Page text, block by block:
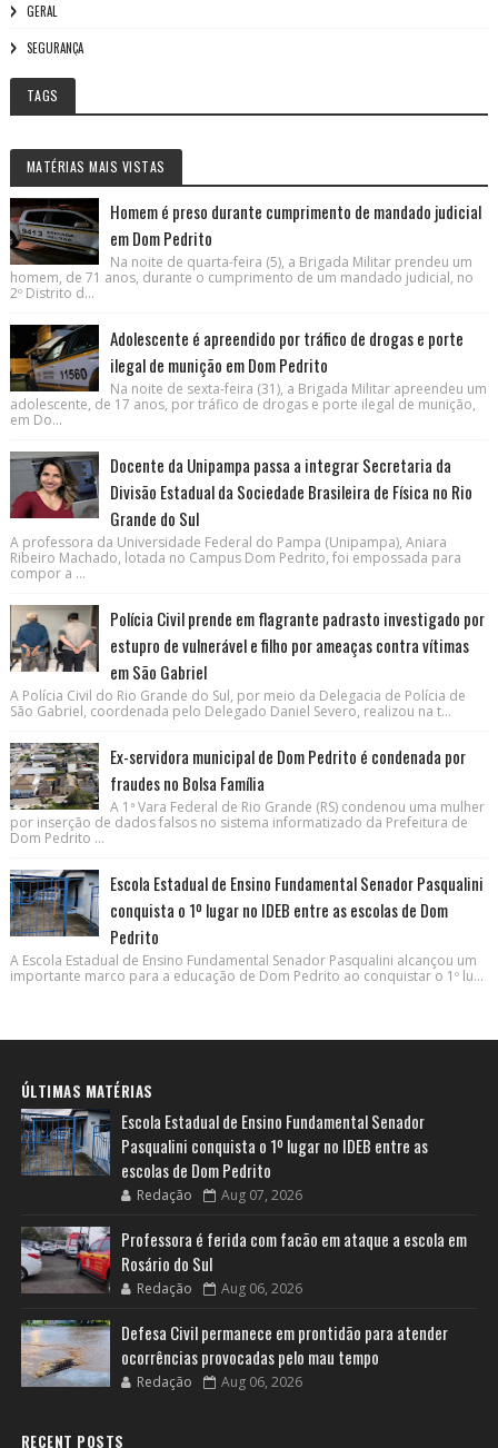
GERAL
SEGURANÇA
TAGS
MATÉRIAS MAIS VISTAS
Homem é preso durante cumprimento de mandado judicial
em Dom Pedrito
Na noite de quarta-feira (5), a Brigada Militar prendeu um
homem, de 71 anos, durante o cumprimento de um mandado judicial, no
2º Distrito d...
Adolescente é apreendido por tráfico de drogas e porte
ilegal de munição em Dom Pedrito
Na noite de sexta-feira (31), a Brigada Militar apreendeu um
adolescente, de 17 anos, por tráfico de drogas e porte ilegal de munição,
em Do...
Docente da Unipampa passa a integrar Secretaria da
Divisão Estadual da Sociedade Brasileira de Física no Rio
Grande do Sul
A professora da Universidade Federal do Pampa (Unipampa), Aniara
Ribeiro Machado, lotada no Campus Dom Pedrito, foi empossada para
compor a ...
Polícia Civil prende em flagrante padrasto investigado por
estupro de vulnerável e filho por ameaças contra vítimas
em São Gabriel
A Polícia Civil do Rio Grande do Sul, por meio da Delegacia de Polícia de
São Gabriel, coordenada pelo Delegado Daniel Severo, realizou na t...
Ex-servidora municipal de Dom Pedrito é condenada por
fraudes no Bolsa Família
A 1ª Vara Federal de Rio Grande (RS) condenou uma mulher
por inserção de dados falsos no sistema informatizado da Prefeitura de
Dom Pedrito ...
Escola Estadual de Ensino Fundamental Senador Pasqualini
conquista o 1º lugar no IDEB entre as escolas de Dom
Pedrito
A Escola Estadual de Ensino Fundamental Senador Pasqualini alcançou um
importante marco para a educação de Dom Pedrito ao conquistar o 1º lu...
ÚLTIMAS MATÉRIAS
Escola Estadual de Ensino Fundamental Senador
Pasqualini conquista o 1º lugar no IDEB entre as
escolas de Dom Pedrito
Redação Aug 07, 2026
Professora é ferida com facão em ataque a escola em
Rosário do Sul
Redação Aug 06, 2026
Defesa Civil permanece em prontidão para atender
ocorrências provocadas pelo mau tempo
Redação Aug 06, 2026
RECENT POSTS